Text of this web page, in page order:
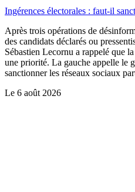
Ingérences électorales : faut-il
Après trois opérations de
des candidats déclarés ou
Sébastien Lecornu a rappelé que
une priorité. La gauche appelle le
sanctionner les réseaux sociaux
Le 6 août 2026